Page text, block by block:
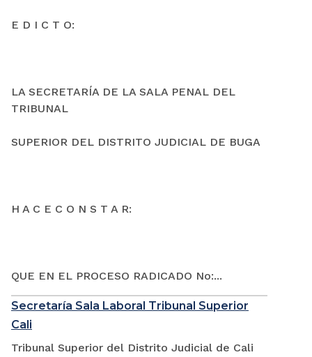
E D I C T O:
LA SECRETARÍA DE LA SALA PENAL DEL
TRIBUNAL
SUPERIOR DEL DISTRITO JUDICIAL DE BUGA
H A C E C O N S T A R:
QUE EN EL PROCESO RADICADO No:...
Secretaría Sala Laboral Tribunal Superior
Cali
Tribunal Superior del Distrito Judicial de Cali